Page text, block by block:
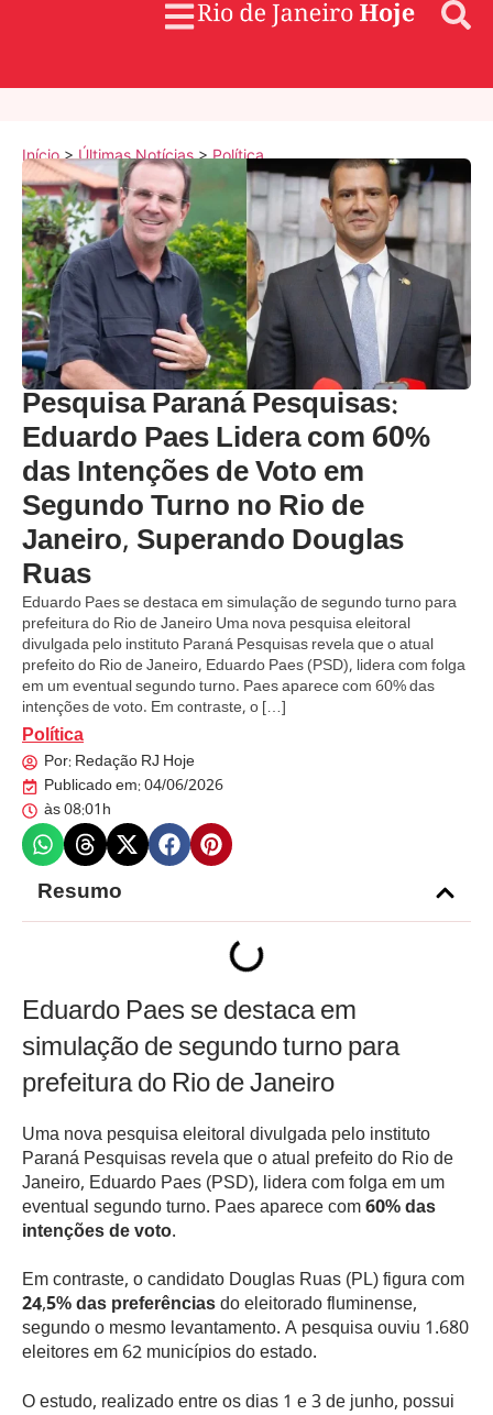
Início>Últimas Notícias>Política
Pesquisa Paraná Pesquisas:
Eduardo Paes Lidera com 60%
das Intenções de Voto em
Segundo Turno no Rio de
Janeiro, Superando Douglas
Ruas
Eduardo Paes se destaca em simulação de segundo turno para
prefeitura do Rio de Janeiro Uma nova pesquisa eleitoral
divulgada pelo instituto Paraná Pesquisas revela que o atual
prefeito do Rio de Janeiro, Eduardo Paes (PSD), lidera com folga
em um eventual segundo turno. Paes aparece com 60% das
intenções de voto. Em contraste, o […]
Política
Por: Redação RJ Hoje
Publicado em:04/06/2026
às08:01h
Resumo
Eduardo Paes se destaca em
simulação de segundo turno para
prefeitura do Rio de Janeiro
Uma nova pesquisa eleitoral divulgada pelo instituto
Paraná Pesquisas revela que o atual prefeito do Rio de
Janeiro, Eduardo Paes (PSD), lidera com folga em um
eventual segundo turno. Paes aparece com60% das
intenções de voto.
Em contraste, o candidato Douglas Ruas (PL) figura com
24,5% das preferênciasdo eleitorado fluminense,
segundo o mesmo levantamento. A pesquisa ouviu 1.680
eleitores em 62 municípios do estado.
O estudo, realizado entre os dias 1 e 3 de junho, possui